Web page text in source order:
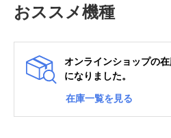
おススメ機種
オンラインショップの
になりました。
在庫一覧を見る